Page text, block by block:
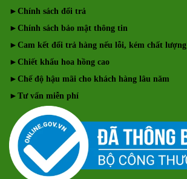
► Chính sách đổi trả
► Chính sách bảo mật thông tin
► Cam kết đổi trả hàng nếu lỗi, kém chất lượng
► Chiết khấu hoa hồng cao
► Chế độ hậu mãi cho khách hàng lâu năm
► Tư vấn miễn phí